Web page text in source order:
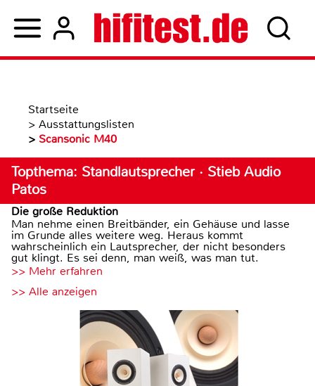
Startseite
> Ausstattungslisten
> Scansonic M40
Topthema: Standlautsprecher · Stieb Audio
Patos
Die große Reduktion
Man nehme einen Breitbänder, ein Gehäuse und lasse
im Grunde alles weitere weg. Heraus kommt
wahrscheinlich ein Lautsprecher, der nicht besonders
gut klingt. Es sei denn, man weiß, was man tut.
>> Mehr erfahren
>> Alle anzeigen